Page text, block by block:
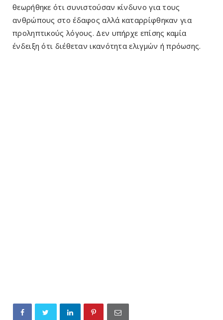
θεωρήθηκε ότι συνιστούσαν κίνδυνο για τους
ανθρώπους στο έδαφος αλλά καταρρίφθηκαν για
προληπτικούς λόγους. Δεν υπήρχε επίσης καμία
ένδειξη ότι διέθεταν ικανότητα ελιγμών ή πρόωσης.